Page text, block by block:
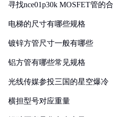
寻找nce01p30k MOSFET管的
电梯的尺寸有哪些规格
镀锌方管尺寸一般有哪些
铝方管有哪些常见规格
光线传媒参投三国的星空爆冷
横担型号对应重量